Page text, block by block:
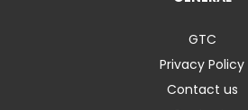
GTC
Privacy Policy
Contact us